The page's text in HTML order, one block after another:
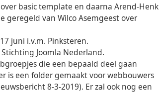
basic template en daarna Arend-Henk
geregeld van Wilco Asemgeest over
juni i.v.m. Pinksteren.
Joomla Nederland.
die een bepaald deel gaan
is een folder gemaakt voor webbouwers
8-3-2019). Er zal ook nog een